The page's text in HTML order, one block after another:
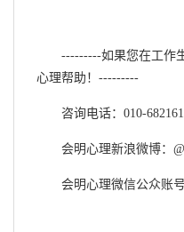
---------如果您在工作
心理帮助！---------
咨询电话：010-
会明心理新浪微博：
会明心理微信公众账